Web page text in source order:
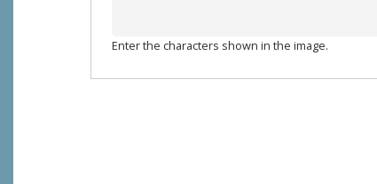
Enter the characters shown in the image.